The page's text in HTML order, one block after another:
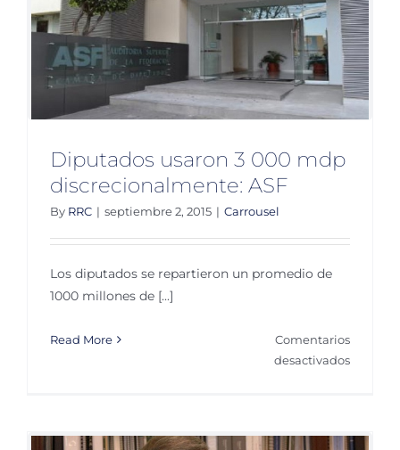
Diputados usaron 3 000 mdp
discrecionalmente: ASF
By RRC | septiembre 2, 2015 | Carrousel
Los diputados se repartieron un promedio de
1000 millones de [...]
Read More
Comentarios
desactivadosen
000